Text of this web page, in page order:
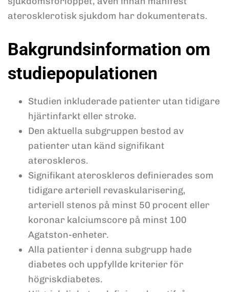
aterosklerotisk sjukdom har dokumenterats.
Bakgrundsinformation om
studiepopulationen
Studien inkluderade patienter utan tidigare
hjärtinfarkt eller stroke.
Den aktuella subgruppen bestod av
patienter utan känd signifikant
ateroskleros.
Signifikant ateroskleros definierades som
tidigare arteriell revaskularisering,
arteriell stenos på minst 50 procent eller
koronar kalciumscore på minst 100
Agatston-enheter.
Alla patienter i denna subgrupp hade
diabetes och uppfyllde kriterier för
högriskdiabetes.